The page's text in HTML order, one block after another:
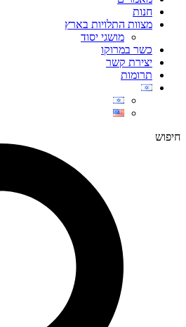
חנות
מצוות התלויות בארץ
מושגי יסוד
כשר במרוקו
יצירת קשר
תרומות
חיפוש